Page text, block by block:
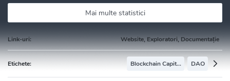
Mai multe statistici
Link-uri: Website, Exploratori, Documentație
Etichete: Blockchain Capital Portfolio DAO